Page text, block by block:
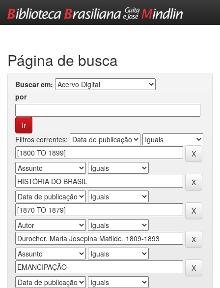
Página de busca
Buscar em:
por
Filtros correntes: